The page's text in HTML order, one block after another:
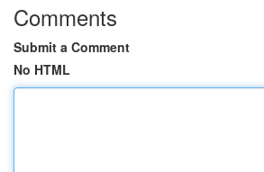
Comments
Submit a Comment
No HTML